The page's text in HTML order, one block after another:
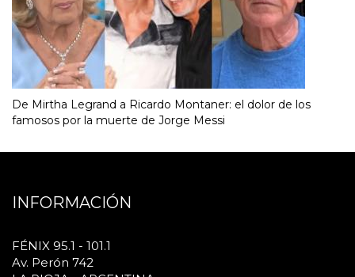
De Mirtha Legrand a Ricardo Montaner: el dolor de los
famosos por la muerte de Jorge Messi
INFORMACIÓN
FÉNIX 95.1 - 101.1
Av. Perón 742